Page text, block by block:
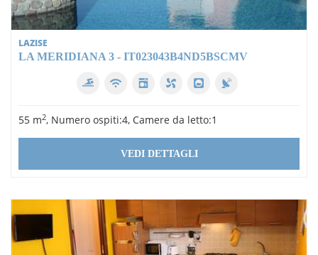
LAZISE
LA MERIDIANA 3 - IT023043B4ND5BSCMV
55 m2, Numero ospiti:4, Camere da letto:1
VEDI DETTAGLI